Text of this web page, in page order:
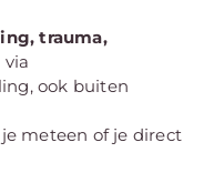
trauma,
ook buiten
meteen of je direct